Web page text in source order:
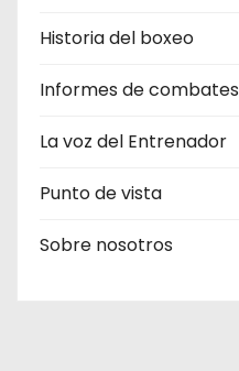
Historia del boxeo
Informes de combates
La voz del Entrenador
Punto de vista
Sobre nosotros